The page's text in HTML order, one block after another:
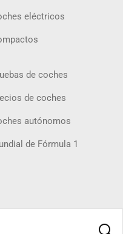
eléctricos
de coches
de coches
autónomos
de Fórmula 1